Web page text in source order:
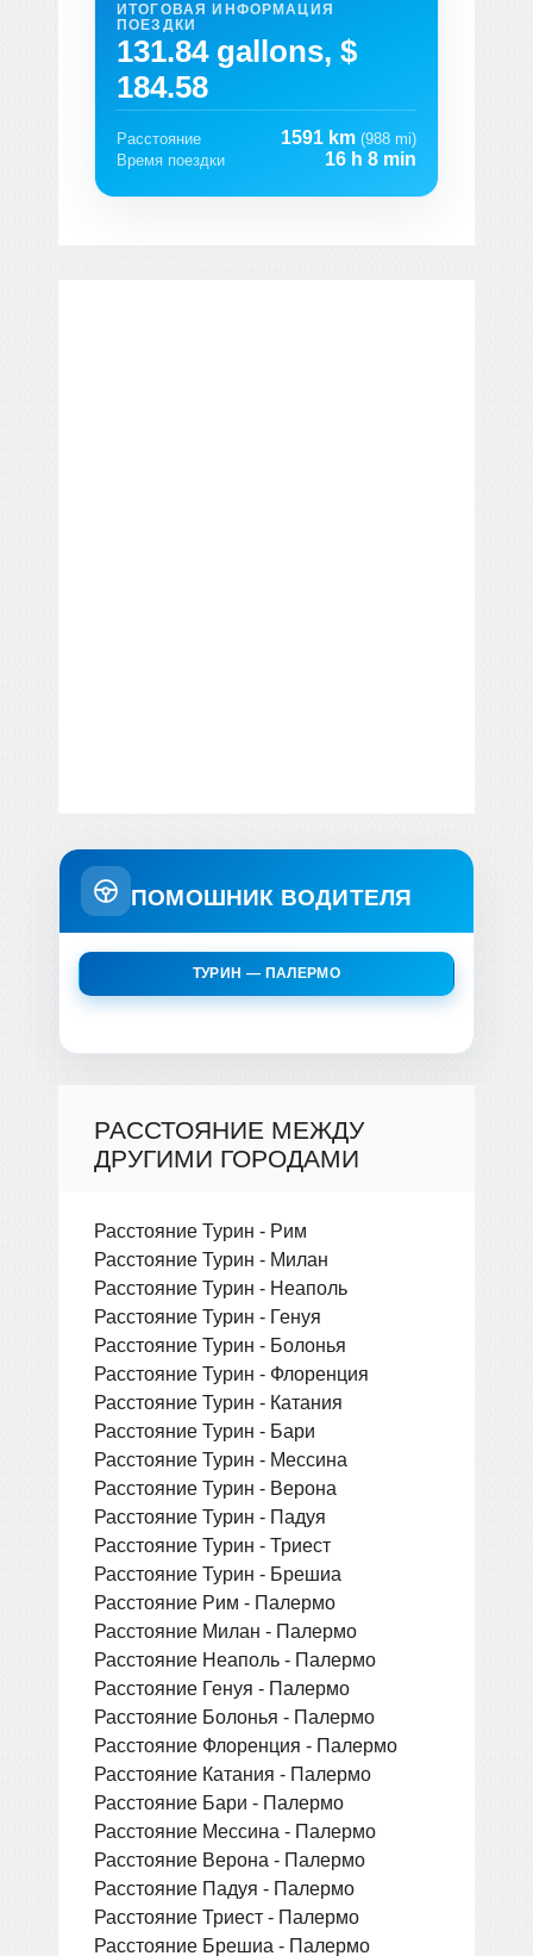
ИТОГОВАЯ ИНФОРМАЦИЯ
ПОЕЗДКИ
131.84 gallons, $
184.58
Расстояние 1591 km (988 mi)
Время поездки
16 h 8 min
ПОМОШНИК ВОДИТЕЛЯ
ТУРИН — ПАЛЕРМО
РАССТОЯНИЕ МЕЖДУ
ДРУГИМИ ГОРОДАМИ
Расстояние Турин - Рим
Расстояние Турин - Милан
Расстояние Турин - Неаполь
Расстояние Турин - Генуя
Расстояние Турин - Болонья
Расстояние Турин - Флоренция
Расстояние Турин - Катания
Расстояние Турин - Бари
Расстояние Турин - Мессина
Расстояние Турин - Верона
Расстояние Турин - Падуя
Расстояние Турин - Триест
Расстояние Турин - Брешиа
Расстояние Рим - Палермо
Расстояние Милан - Палермо
Расстояние Неаполь - Палермо
Расстояние Генуя - Палермо
Расстояние Болонья - Палермо
Расстояние Флоренция - Палермо
Расстояние Катания - Палермо
Расстояние Бари - Палермо
Расстояние Мессина - Палермо
Расстояние Верона - Палермо
Расстояние Падуя - Палермо
Расстояние Триест - Палермо
Расстояние Брешиа - Палермо